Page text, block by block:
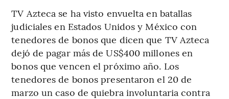
TV Azteca se ha visto envuelta en batallas
judiciales en Estados Unidos y México con
tenedores de bonos que dicen que TV Azteca
dejó de pagar más de US$400 millones en
bonos que vencen el próximo año. Los
tenedores de bonos presentaron el 20 de
marzo un caso de quiebra involuntaria contra